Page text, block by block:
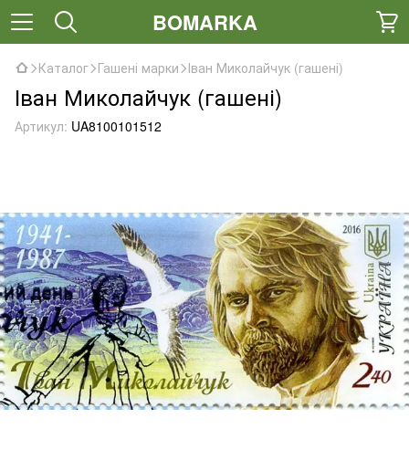
BOMARKA
Каталог Гашені марки Іван Миколайчук (гашені)
Іван Миколайчук (гашені)
Артикул: UA8100101512